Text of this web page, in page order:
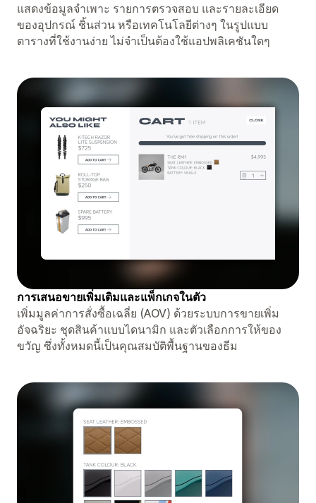
แสดงข้อมูลจำเพาะ รายการตรวจสอบ และรายละเอียด
ของอุปกรณ์ ชิ้นส่วน หรือเทคโนโลยีต่างๆ ในรูปแบบ
ตารางที่ใช้งานง่าย ไม่จำเป็นต้องใช้แอปพลิเคชันใดๆ
การเสนอขายเพิ่มเติมและแพ็กเกจในตัว
เพิ่มมูลค่าการสั่งซื้อเฉลี่ย (AOV) ด้วยระบบการขายเพิ่ม
อัจฉริยะ ชุดสินค้าแบบไดนามิก และตัวเลือกการให้ของ
ขวัญ ซึ่งทั้งหมดนี้เป็นคุณสมบัติพื้นฐานของธีม